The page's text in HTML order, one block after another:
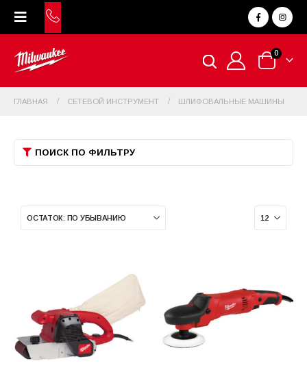
0
ГЛАВНАЯ СЕТЕВОЙ ИНСТРУМЕНТ ШЛИФОВАЛЬНЫЕ МАШИНЫ
ПОИСК ПО ФИЛЬТРУ